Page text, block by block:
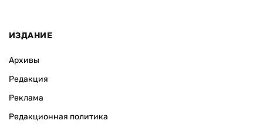
ИЗДАНИЕ
Архивы
Редакция
Реклама
Редакционная политика